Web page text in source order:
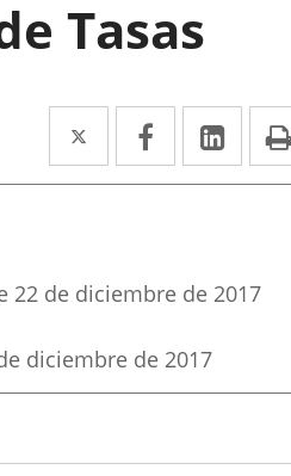
Tasas
Twitter
Enlace
a
externa.
Facebook
Enlace
a
externa.
a
22 de diciembre de 2017
diciembre de 2017